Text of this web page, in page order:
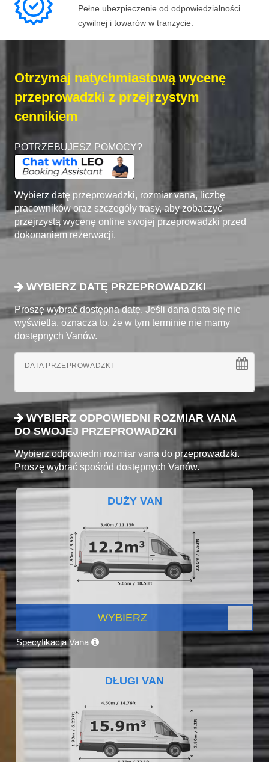
Pełne ubezpieczenie od odpowiedzialności
cywilnej i towarów w tranzycie.
Otrzymaj natychmiastową wycenę
przeprowadzki z przejrzystym
cennikiem
POTRZEBUJESZ POMOCY?
Wybierz datę przeprowadzki, rozmiar vana, liczbę
pracowników oraz szczegóły trasy, aby zobaczyć
przejrzystą wycenę online swojej przeprowadzki przed
dokonaniem rezerwacji.
WYBIERZ DATĘ PRZEPROWADZKI
Proszę wybrać dostępna datę. Jeśli dana data się nie
wyświetla, oznacza to, że w tym terminie nie mamy
dostępnych Vanów.
DATA PRZEPROWADZKI
WYBIERZ ODPOWIEDNI ROZMIAR VANA
DO SWOJEJ PRZEPROWADZKI
Wybierz odpowiedni rozmiar vana do przeprowadzki.
Proszę wybrać spośród dostępnych Vanów.
DUŻY VAN
WYBIERZ
Specyfikacja Vana
DŁUGI VAN